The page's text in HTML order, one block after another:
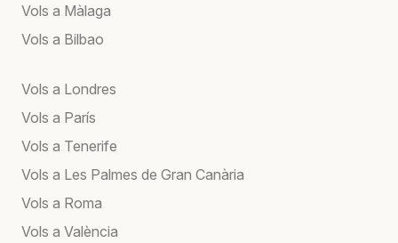
Vols a Màlaga
Vols a Bilbao
Vols a Londres
Vols a París
Vols a Tenerife
Vols a Les Palmes de Gran Canària
Vols a Roma
Vols a València